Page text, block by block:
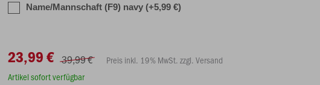
Name/Mannschaft (F9) navy (+5,99 €)
23,99 € 39,99 €
Preis inkl. 19% MwSt. zzgl. Versand
Artikel sofort verfügbar